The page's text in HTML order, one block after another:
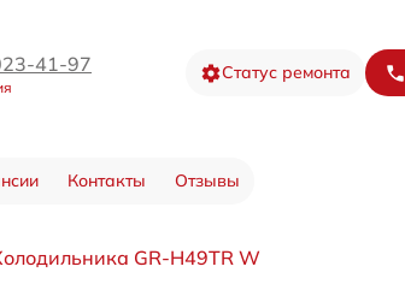
41-97 Статус ремонта
Контакты Отзывы
GR-H49TR W